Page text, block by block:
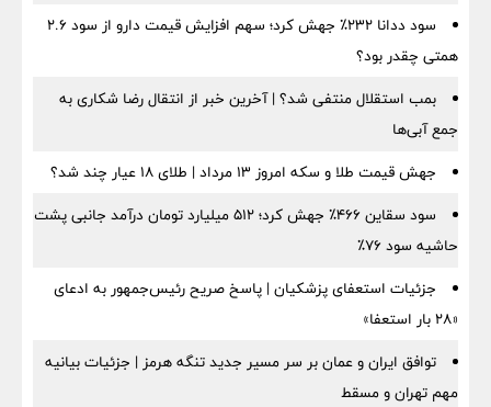
سود ددانا ۲۳۲٪ جهش کرد؛ سهم افزایش قیمت دارو از سود ۲.۶
همتی چقدر بود؟
بمب استقلال منتفی شد؟ | آخرین خبر از انتقال رضا شکاری به
جمع آبی‌ها
جهش قیمت طلا و سکه امروز ۱۳ مرداد | طلای ۱۸ عیار چند شد؟
سود سقاین ۴۶۶٪ جهش کرد؛ ۵۱۲ میلیارد تومان درآمد جانبی پشت
حاشیه سود ۷۶٪
جزئیات استعفای پزشکیان | پاسخ صریح رئیس‌جمهور به ادعای
«۲۸ بار استعفا»
توافق ایران و عمان بر سر مسیر جدید تنگه هرمز | جزئیات بیانیه
مهم تهران و مسقط